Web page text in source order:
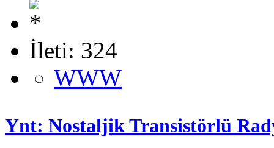
İleti: 324
WWW
Ynt: Nostaljik Transistörlü